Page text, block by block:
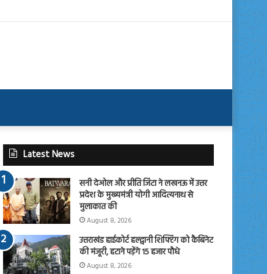
Latest News
सनी देओल और प्रीति जिंटा ने लखनऊ में उत्तर
प्रदेश के मुख्यमंत्री योगी आदित्यनाथ से
मुलाकात की
August 8, 2026
उत्तराखंड हाईकोर्ट हल्द्वानी शिफ्टिंग को कैबिनेट
की मंजूरी, हटाने पड़ेंगे 15 हजार पौधे
August 8, 2026